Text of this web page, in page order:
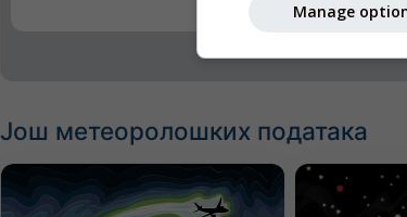
Још метеоролошких података
Manage